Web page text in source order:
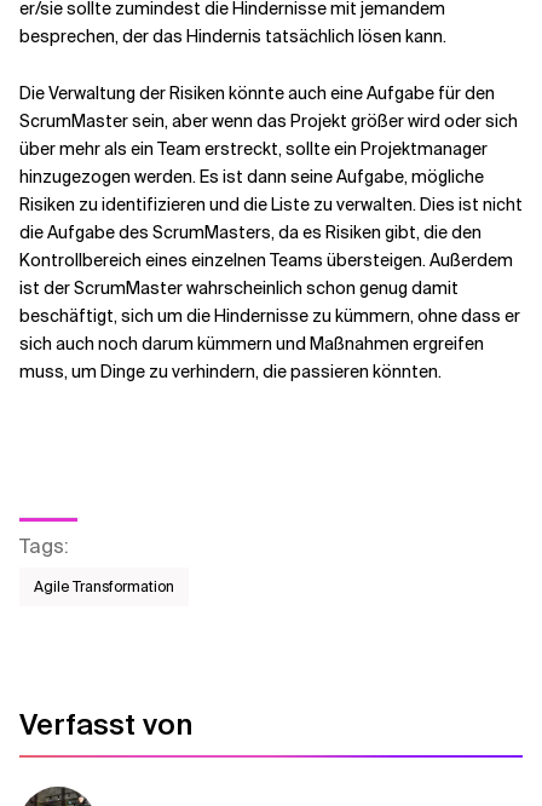
er/sie sollte zumindest die Hindernisse mit jemandem
besprechen, der das Hindernis tatsächlich lösen kann.
Die Verwaltung der Risiken könnte auch eine Aufgabe für den
ScrumMaster sein, aber wenn das Projekt größer wird oder sich
über mehr als ein Team erstreckt, sollte ein Projektmanager
hinzugezogen werden. Es ist dann seine Aufgabe, mögliche
Risiken zu identifizieren und die Liste zu verwalten. Dies ist nicht
die Aufgabe des ScrumMasters, da es Risiken gibt, die den
Kontrollbereich eines einzelnen Teams übersteigen. Außerdem
ist der ScrumMaster wahrscheinlich schon genug damit
beschäftigt, sich um die Hindernisse zu kümmern, ohne dass er
sich auch noch darum kümmern und Maßnahmen ergreifen
muss, um Dinge zu verhindern, die passieren könnten.
Tags:
Agile Transformation
Verfasst von